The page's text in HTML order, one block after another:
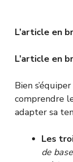
L’article en
L’article en
Bien
comprendre
adapter sa
Les
de